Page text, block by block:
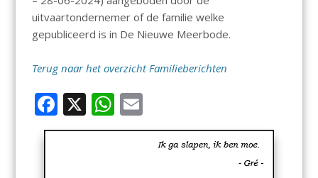
uitvaartondernemer of de familie welke
gepubliceerd is in De Nieuwe Meerbode.
Terug naar het overzicht Familieberichten
F
ac
X W
h
E
m
ai